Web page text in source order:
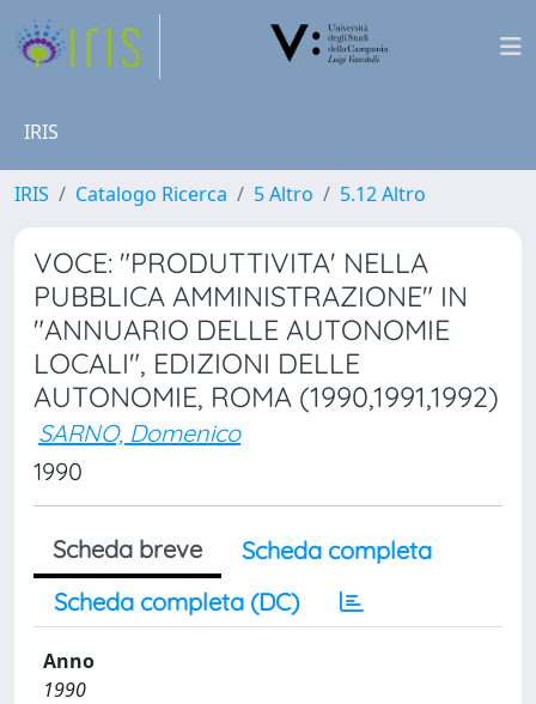
IRIS
IRIS Catalogo Ricerca 5 Altro 5.12 Altro
VOCE: "PRODUTTIVITA' NELLA
PUBBLICA AMMINISTRAZIONE" IN
"ANNUARIO DELLE AUTONOMIE
LOCALI", EDIZIONI DELLE
AUTONOMIE, ROMA (1990,1991,1992)
SARNO, Domenico
1990
Scheda breve
Scheda completa
Scheda completa (DC)
Anno
1990